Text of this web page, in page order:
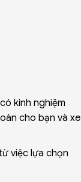
kinh nghiệm
cho bạn và xe
việc lựa chọn